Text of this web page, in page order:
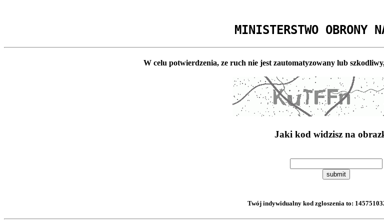
MINISTERSTWO OBRONY
W celu potwierdzenia, ze ruch nie jest zautomatyzowany lub
Jaki kod widzisz na
submit
Twój indywidualny kod zgloszenia to: